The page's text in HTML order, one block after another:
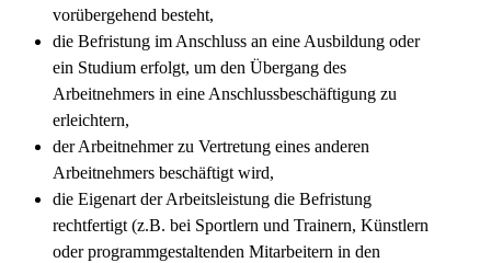
vorübergehend besteht,
die Befristung im Anschluss an eine Ausbildung oder
ein Studium erfolgt, um den Übergang des
Arbeitnehmers in eine Anschlussbeschäftigung zu
erleichtern,
der Arbeitnehmer zu Vertretung eines anderen
Arbeitnehmers beschäftigt wird,
die Eigenart der Arbeitsleistung die Befristung
rechtfertigt (z.B. bei Sportlern und Trainern, Künstlern
oder programmgestaltenden Mitarbeitern in den